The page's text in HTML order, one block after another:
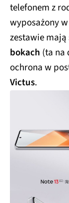
telefonem z
wyposażony w
zestawie
bokach (ta na
ochrona w
Victus.